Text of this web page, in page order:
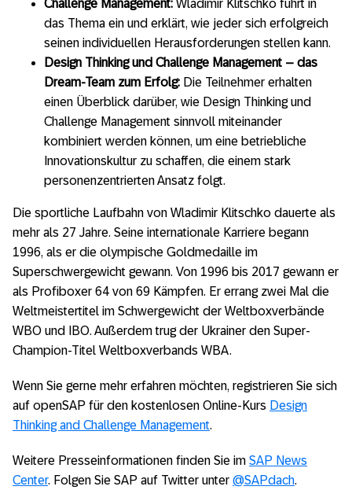
Challenge Management: Wladimir Klitschko führt in
das Thema ein und erklärt, wie jeder sich erfolgreich
seinen individuellen Herausforderungen stellen kann.
Design Thinking und Challenge Management – das
Dream-Team zum Erfolg: Die Teilnehmer erhalten
einen Überblick darüber, wie Design Thinking und
Challenge Management sinnvoll miteinander
kombiniert werden können, um eine betriebliche
Innovationskultur zu schaffen, die einem stark
personenzentrierten Ansatz folgt.
Die sportliche Laufbahn von Wladimir Klitschko dauerte als
mehr als 27 Jahre. Seine internationale Karriere begann
1996, als er die olympische Goldmedaille im
Superschwergewicht gewann. Von 1996 bis 2017 gewann er
als Profiboxer 64 von 69 Kämpfen. Er errang zwei Mal die
Weltmeistertitel im Schwergewicht der Weltboxverbände
WBO und IBO. Außerdem trug der Ukrainer den Super-
Champion-Titel Weltboxverbands WBA.
Wenn Sie gerne mehr erfahren möchten, registrieren Sie sich
auf openSAP für den kostenlosen Online-Kurs Design
Thinking and Challenge Management.
Weitere Presseinformationen finden Sie im SAP News
Center. Folgen Sie SAP auf Twitter unter @SAPdach.